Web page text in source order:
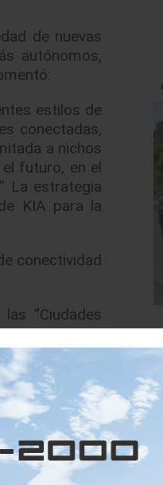
de nuevas
autónomos,
estilos de
conectadas,
a nichos
futuro, en el
La estrategia
KIA para la
conectividad
“Ciudades
uno de los
una variedad
un nuevo